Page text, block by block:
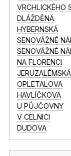
VRCHLICKÉHO
DLÁŽDĚNÁ
HYBERNSKÁ
SENOVÁŽNÉ
SENOVÁŽNÉ
NA FLORENCI
JERUZALÉMSKÁ
OPLETALOVA
HAVLÍČKOVA
U PŮJČOVNY
V CELNICI
DUDOVA